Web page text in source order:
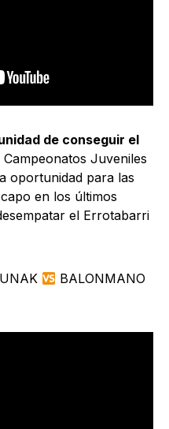
de conseguir el
Campeonatos Juveniles
oportunidad para las
en los últimos
el Errotabarri
BALONMANO